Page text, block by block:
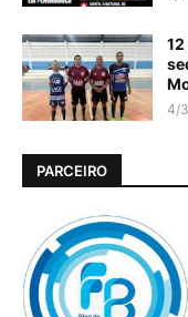
4/
PARCEIRO